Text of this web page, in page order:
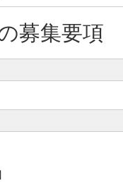
募集要項